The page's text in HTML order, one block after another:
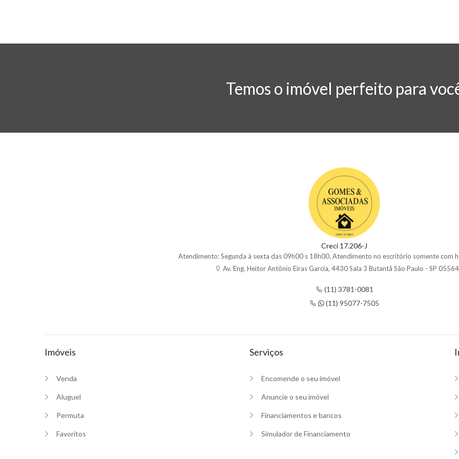
Temos o imóvel perfeito para
Creci 17.206-J
Atendimento: Segunda à sexta das 09h00 s 18h00. Atendimento no escritório somente com
Av. Eng. Heitor Antônio Eiras Garcia, 4430 Sala 3 Butantã São Paulo - SP
(11) 3781-0081
(11) 95077-7505
Imóveis
Venda
Aluguel
Permuta
Favoritos
Serviços
Encomende o seu imóvel
Anuncie o seu imóvel
Financiamentos e bancos
Simulador de Financiamento